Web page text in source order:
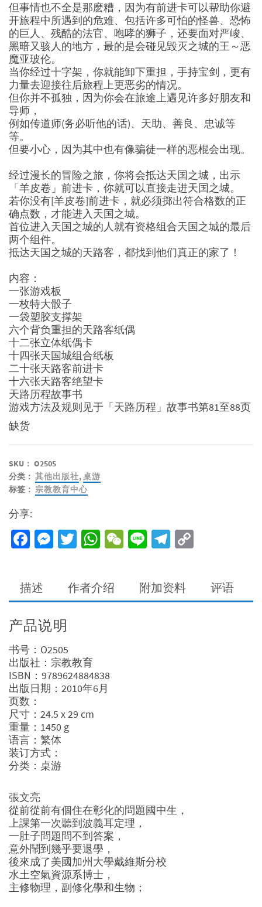
但事情也不全是那麽糟，因为有前进卡可以帮助你避
开旅程中所遇到的危难、包括许多可怕的怪兽、恐怖
的巨人、残酷的法官、咆哮的狮子，还要面对严峻、
黑暗又骇人的地方，最的是会碰见毁灭之城的王～恶
魔亚玻伦。
当你经过十字架，你就能卸下重担，手持宝剑，更有
力量去迎接往后旅程上更恶劣的情况。
但你并不孤独，因为你会在旅途上遇见许多好朋友和
导师，
例如传道师(务必听他的话)、天助、善良、忠诚等
等。
但要小心，因为其中也有像骗徒一样的恶棍会出现。
经过漫长的冒险之旅，你将会抵达天国之城，出示
「羊皮卷」前进卡，你就可以直接走进天国之城。
若你没有[羊皮卷]前进卡，就必须掷出符合格数的正
确点数，才能进入天国之城。
首位进入天国之城的人就有资格组合天国之城的最后
两个组件。
抵达天国之城的天路客，都找到他们真正的家了！
内容：
一张游戏板
一枚特大骰子
一袋塑胶支撑架
六个背负重担的天路客纸偶
十二张立体纸偶卡
十四张天国城组合纸板
二十张天路客前进卡
十六张天路客绝望卡
天路历程故事书
游戏方法及规则见于「天路历程」故事书第81至88页
缺货
SKU： O2505
分类： 其他出版社,桌游
标签： 宗教教育中心
分享:
Facebook
Messenger
Twitter
WhatsApp
WeChat
LineTelegram
描述 作者介绍 附加资料 评语
产品说明
书号：O2505
出版社：宗教教育
ISBN：9789624884838
出版日期：2010年6月
页数：
尺寸：24.5 x 29 cm
重量：1450 g
语言：繁体
装订方式：
分类：桌游
張文亮
從前從前有個住在彰化的問題國中生，
上課第一次聽到波義耳定理，
一肚子問題問不到答案，
意外鬧到幾乎要退學，
後來成了美國加州大學戴維斯分校
水土空氣資源系博士，
主修物理，副修化學和生物；